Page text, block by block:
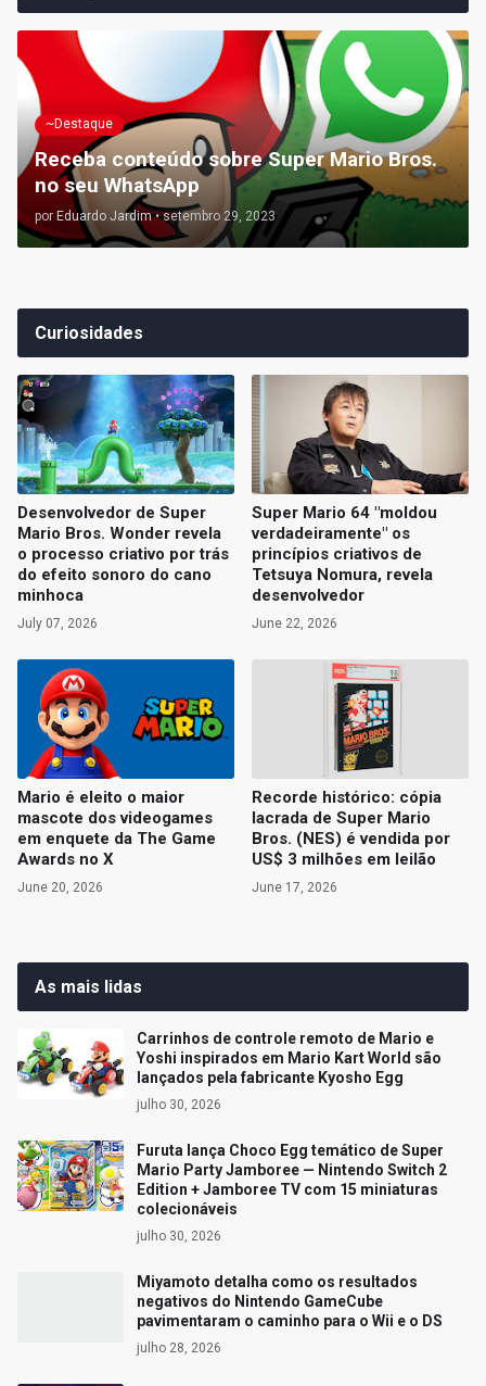
~Destaque
Receba conteúdo sobre Super Mario Bros.
no seu WhatsApp
por Eduardo Jardim • setembro 29, 2023
Curiosidades
Desenvolvedor de Super
Mario Bros. Wonder revela
o processo criativo por trás
do efeito sonoro do cano
minhoca
July 07, 2026
Super Mario 64 "moldou
verdadeiramente" os
princípios criativos de
Tetsuya Nomura, revela
desenvolvedor
June 22, 2026
Mario é eleito o maior
mascote dos videogames
em enquete da The Game
Awards no X
June 20, 2026
Recorde histórico: cópia
lacrada de Super Mario
Bros. (NES) é vendida por
US$ 3 milhões em leilão
June 17, 2026
As mais lidas
Carrinhos de controle remoto de Mario e
Yoshi inspirados em Mario Kart World são
lançados pela fabricante Kyosho Egg
julho 30, 2026
Furuta lança Choco Egg temático de Super
Mario Party Jamboree — Nintendo Switch 2
Edition + Jamboree TV com 15 miniaturas
colecionáveis
julho 30, 2026
Miyamoto detalha como os resultados
negativos do Nintendo GameCube
pavimentaram o caminho para o Wii e o DS
julho 28, 2026